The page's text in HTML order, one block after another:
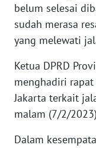
belum selesai
sudah merasa
yang melewati
Ketua DPRD
menghadiri
Jakarta terkait
malam (7/2/
Dalam
DISCLAIMER
Wahana
News
Regional
WN
SUMUT
WN